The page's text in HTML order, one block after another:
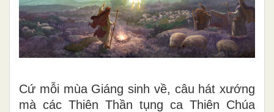
Cứ mỗi mùa Giáng sinh về, câu hát xướng
mà các Thiên Thần tụng ca Thiên Chúa